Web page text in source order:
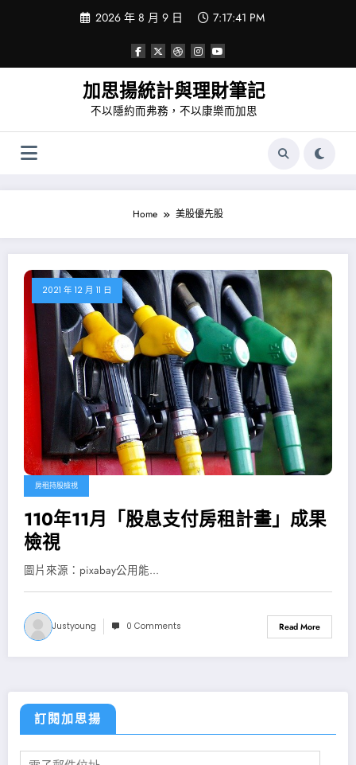
2026 年 8 月 9 日 7:17:41 PM
加思揚統計與理財筆記
不以隱約而弗務，不以康樂而加思
Home 美股優先股
2021 年 12 月 11 日
房租持股檢視
110年11月「股息支付房租計畫」成果
檢視
圖片來源：pixabay公用能...
Justyoung 0 Comments Read More
訂閱加思揚